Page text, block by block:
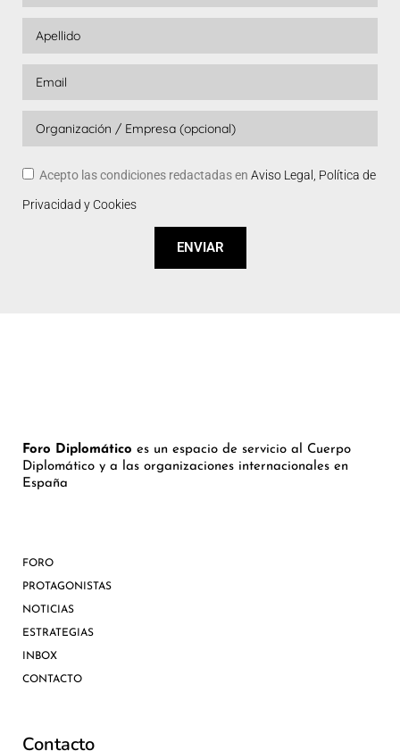
Acepto las condiciones redactadas en Aviso Legal, Política de
Privacidad y Cookies
ENVIAR
Foro Diplomático es un espacio de servicio al Cuerpo
Diplomático y a las organizaciones internacionales en
España
FORO
PROTAGONISTAS
NOTICIAS
ESTRATEGIAS
INBOX
CONTACTO
Contacto